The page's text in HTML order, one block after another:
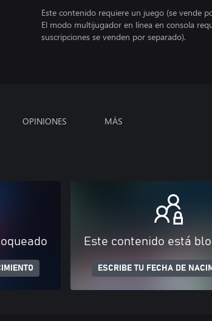
Este contenido requiere un juego (se vende
El modo multijugador en línea en consola
suscripciones se venden por separado).
OPINIONES MÁS
Este contenido está
ESCRIBE TU FECHA DE